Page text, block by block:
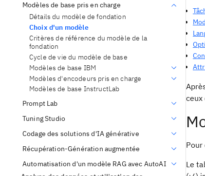
Modèles de base pris en charge
Détails du modèle de fondation
Choix d'un modèle
Critères de référence du modèle de la
fondation
Cycle de vie du modèle de base
Modèles de base IBM
Modèles d'encodeurs pris en charge
Modèles de base InstructLab
Prompt Lab
Tuning Studio
Codage des solutions d'IA générative
Récupération-Génération augmentée
Automatisation d'un modèle RAG avec AutoAI
ceux
Le